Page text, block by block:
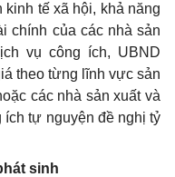
tế xã hội, khả năng
chính của các nhà sản
vụ công ích, UBND
theo từng lĩnh vực sản
các nhà sản xuất và
tự nguyện đề nghị tỷ
sinh